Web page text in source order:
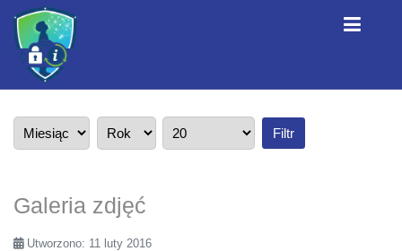
Filtr
Galeria zdjęć
Utworzono: 11 luty 2016